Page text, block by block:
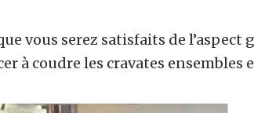
vous serez satisfaits de
à coudre les cravates